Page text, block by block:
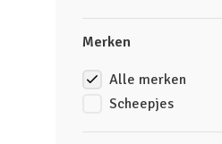
Merken
Alle merken
Scheepjes